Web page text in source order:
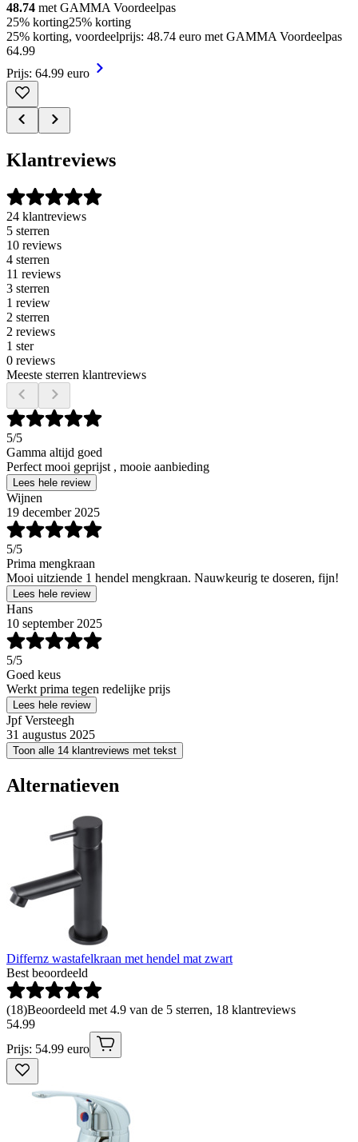
48.74 met GAMMA Voordeelpas
25% korting25% korting
25% korting, voordeelprijs: 48.74 euro met GAMMA Voordeelpas
64.99
Prijs: 64.99 euro
Klantreviews
24 klantreviews
5 sterren
10 reviews
4 sterren
11 reviews
3 sterren
1 review
2 sterren
2 reviews
1 ster
0 reviews
Meeste sterren klantreviews
5/5
Gamma altijd goed
Perfect mooi geprijst , mooie aanbieding
Lees hele review
Wijnen
19 december 2025
5/5
Prima mengkraan
Mooi uitziende 1 hendel mengkraan. Nauwkeurig te doseren, fijn!
Lees hele review
Hans
10 september 2025
5/5
Goed keus
Werkt prima tegen redelijke prijs
Lees hele review
Jpf Versteegh
31 augustus 2025
Toon alle 14 klantreviews met tekst
Alternatieven
Differnz wastafelkraan met hendel mat zwart
Best beoordeeld
(18)Beoordeeld met 4.9 van de 5 sterren, 18 klantreviews
54.99
Prijs: 54.99 euro